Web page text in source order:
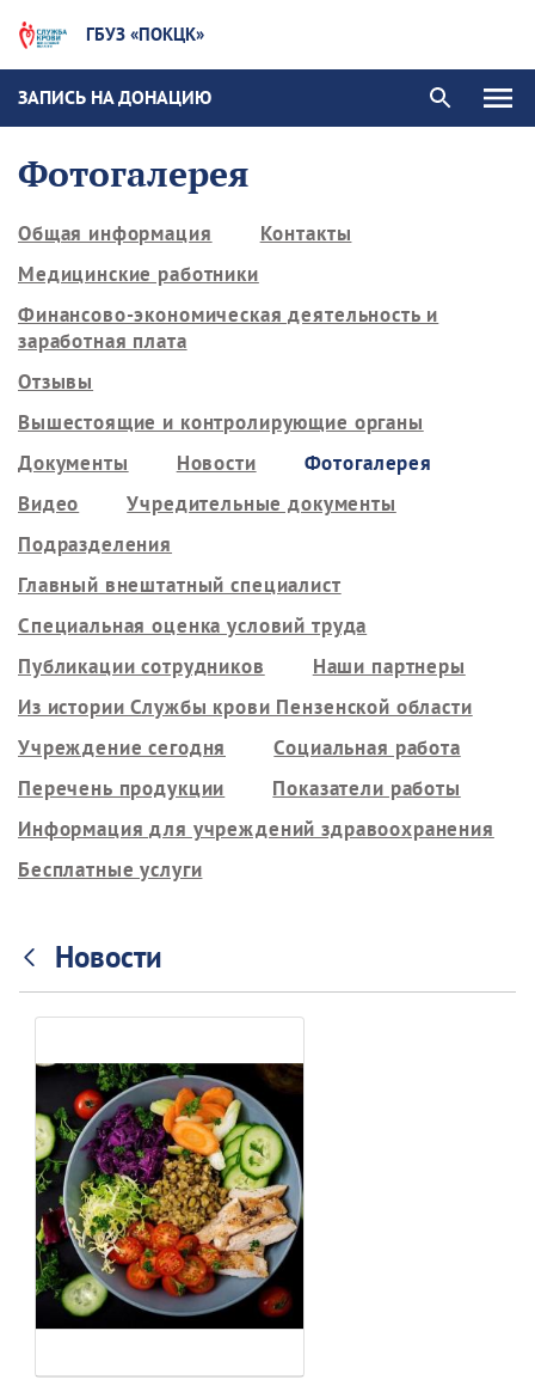
ГБУЗ «ПОКЦК»
ЗАПИСЬ НА ДОНАЦИЮ
Фотогалерея
Общая информация
Контакты
Медицинские работники
Финансово-экономическая деятельность и
заработная плата
Отзывы
Вышестоящие и контролирующие органы
Документы
Новости
Фотогалерея
Видео
Учредительные документы
Подразделения
Главный внештатный специалист
Специальная оценка условий труда
Публикации сотрудников
Наши партнеры
Из истории Службы крови Пензенской области
Учреждение сегодня
Социальная работа
Перечень продукции
Показатели работы
Информация для учреждений здравоохранения
Бесплатные услуги
Новости